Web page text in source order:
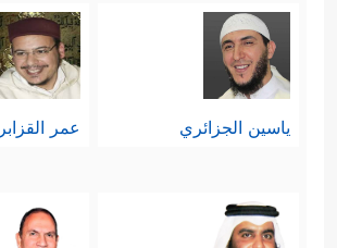
ياسين الجزائري عمر